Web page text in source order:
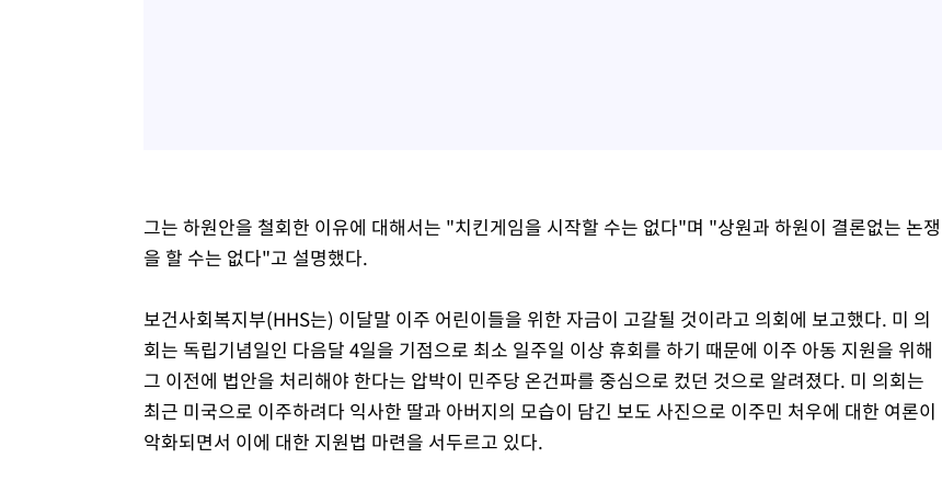
그는 하원안을 철회한 이유에 대해서는 "치킨게임을 시작할 수는 없다"며 "상원과 하원이 결론없는 논쟁
을 할 수는 없다"고 설명했다.
보건사회복지부(HHS는) 이달말 이주 어린이들을 위한 자금이 고갈될 것이라고 의회에 보고했다. 미 의
회는 독립기념일인 다음달 4일을 기점으로 최소 일주일 이상 휴회를 하기 때문에 이주 아동 지원을 위해
그 이전에 법안을 처리해야 한다는 압박이 민주당 온건파를 중심으로 컸던 것으로 알려졌다. 미 의회는
최근 미국으로 이주하려다 익사한 딸과 아버지의 모습이 담긴 보도 사진으로 이주민 처우에 대한 여론이
악화되면서 이에 대한 지원법 마련을 서두르고 있다.